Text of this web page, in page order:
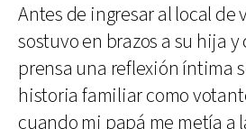
Antes de ingresar al local de
sostuvo en brazos a su hija
prensa una reflexión íntima
historia familiar como
cuando mi papá me metía a